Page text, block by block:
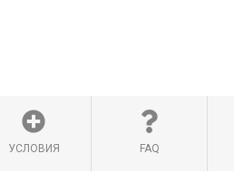
УСЛОВИЯ FAQ